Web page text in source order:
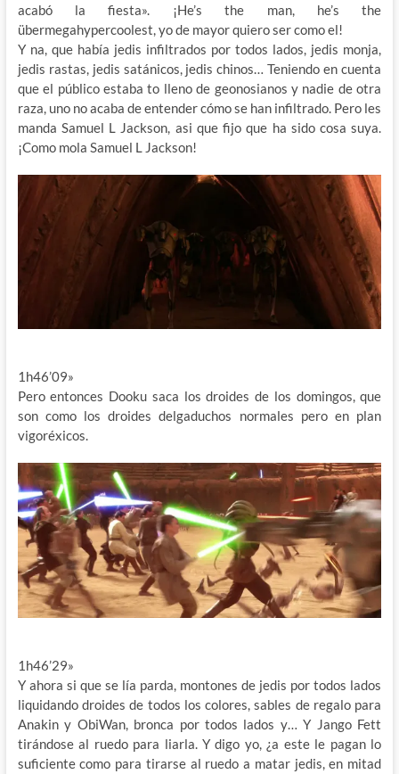
acabó la fiesta». ¡He’s the man, he’s the
übermegahypercoolest, yo de mayor quiero ser como el!
Y na, que había jedis infiltrados por todos lados, jedis monja,
jedis rastas, jedis satánicos, jedis chinos… Teniendo en cuenta
que el público estaba to lleno de geonosianos y nadie de otra
raza, uno no acaba de entender cómo se han infiltrado. Pero les
manda Samuel L Jackson, asi que fijo que ha sido cosa suya.
¡Como mola Samuel L Jackson!
1h46’09»
Pero entonces Dooku saca los droides de los domingos, que
son como los droides delgaduchos normales pero en plan
vigoréxicos.
1h46’29»
Y ahora si que se lía parda, montones de jedis por todos lados
liquidando droides de todos los colores, sables de regalo para
Anakin y ObiWan, bronca por todos lados y… Y Jango Fett
tirándose al ruedo para liarla. Y digo yo, ¿a este le pagan lo
suficiente como para tirarse al ruedo a matar jedis, en mitad